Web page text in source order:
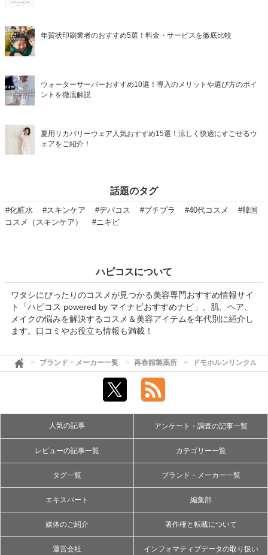
年賀状印刷業者のおすすめ5選！料金・サービスを徹底比較
ウォーターサーバーおすすめ10選！導入のメリットや選び方のポイ
ントを徹底解説
夏用リカバリーウェア人気おすすめ15選！涼しく快適にすごせるウ
ェアをご紹介！
話題のタグ
#化粧水 #スキンケア #デパコス #プチプラ #40代コスメ
#韓国
コスメ（スキンケア）
#ニキビ
ハピコスについて
ワタシにぴったりのコスメが見つかる美容専門おすすめ情報サイ
ト「ハピコス powered by マイナビおすすめナビ」。肌、ヘア、
メイクの悩みを解決するコスメ＆美容アイテムを年代別に紹介し
ます。口コミやお役立ち情報も満載！
ブランド・メーカー一覧 再春館製薬所 ドモホルンリンクル
人気の記事 アンケート・調査の記事一覧
レビューの記事一覧 カテゴリー一覧
タグ一覧 ブランド・メーカー一覧
エキスパート 編集部
媒体のご紹介 著作権と転載について
運営会社 インフォマティブデータの取り扱い